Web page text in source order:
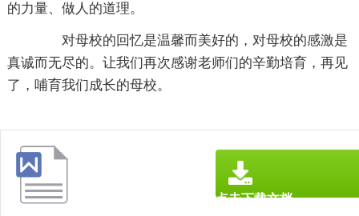
的力量、做人的道理。
对母校的回忆是温馨而美好的，对母校的感激是
真诚而无尽的。让我们再次感谢老师们的辛勤培育，再见
了，哺育我们成长的母校。
点击下载文档